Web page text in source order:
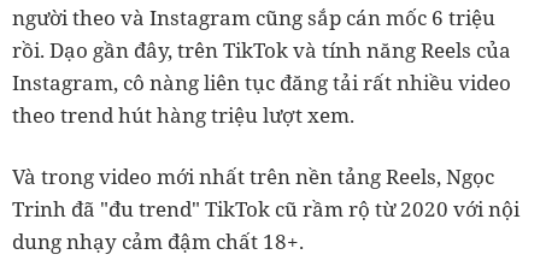
người theo và Instagram cũng sắp cán mốc 6 triệu
rồi. Dạo gần đây, trên TikTok và tính năng Reels của
Instagram, cô nàng liên tục đăng tải rất nhiều video
theo trend hút hàng triệu lượt xem.
Và trong video mới nhất trên nền tảng Reels, Ngọc
Trinh đã "đu trend" TikTok cũ rầm rộ từ 2020 với nội
dung nhạy cảm đậm chất 18+.